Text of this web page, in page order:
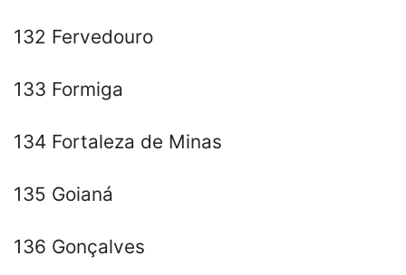
132 Fervedouro
133 Formiga
134 Fortaleza de Minas
135 Goianá
136 Gonçalves